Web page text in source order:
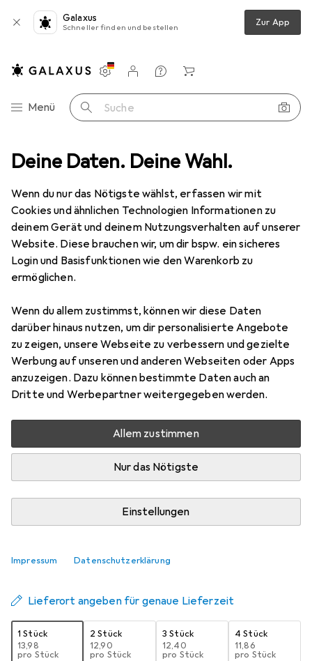
Deine Daten. Deine Wahl.
Wenn du nur das Nötigste wählst, erfassen wir mit
Cookies und ähnlichen Technologien Informationen zu
deinem Gerät und deinem Nutzungsverhalten auf unserer
Website. Diese brauchen wir, um dir bspw. ein sicheres
Login und Basisfunktionen wie den Warenkorb zu
ermöglichen.
Wenn du allem zustimmst, können wir diese Daten
darüber hinaus nutzen, um dir personalisierte Angebote
zu zeigen, unsere Webseite zu verbessern und gezielte
Werbung auf unseren und anderen Webseiten oder Apps
anzuzeigen. Dazu können bestimmte Daten auch an
Dritte und Werbepartner weitergegeben werden.
Allem zustimmen
Nur das Nötigste
Einstellungen
Impressum Datenschutzerklärung
Galaxus
Schneller finden und bestellen Zur App
Navigation nach Kategorien
Menü Suche
Einstellungen
Kundenkonto
Vergleichslisten
Merklisten
Warenkorb
Strapse Leg Avenue Strumpfhose mit sexy Beinnaht
6 Bilder
MENGENRABATT
Leg Avenue Strumpfhose mit sexy
Beinnaht
One Size
Preis in EUR inkl. MwSt.
EUR
13,98
Zwischen Fr, 14.8. und Sa, 15.8. geliefert
Benachrichtigen, wenn schneller verfügbar
Lieferort angeben für genaue Lieferzeit
1 Stück
EUR
13,98
pro Stück
2 Stück
EUR
12,90
pro Stück
3 Stück
EUR
12,40
pro Stück
4 Stück
EUR
11,86
pro Stück